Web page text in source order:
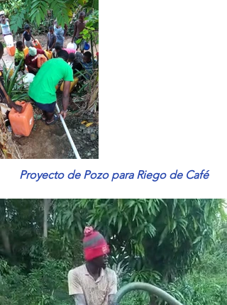
Proyecto de Pozo para Riego de Café